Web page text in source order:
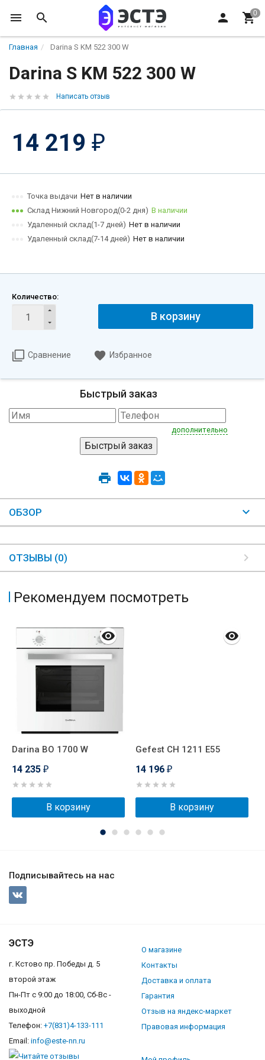
Главная Darina S KM 522 300 W
Darina S KM 522 300 W
Написать отзыв
14 219 ₽
Точка выдачи Нет в наличии
Склад Нижний Новгород(0-2 дня) В наличии
Удаленный склад(1-7 дней) Нет в наличии
Удаленный склад(7-14 дней) Нет в наличии
Количество:
В корзину
Сравнение Избранное
Быстрый заказ
дополнительно
ОБЗОР
ОТЗЫВЫ (0)
Рекомендуем посмотреть
Darina BO 1700 W
14 235 ₽
В корзину
Gefest СН 1211 Е55
14 196 ₽
В корзину
Подписывайтесь на нас
ЭСТЭ
г. Кстово пр. Победы д. 5
второй этаж
Пн-Пт с 9:00 до 18:00, Сб-Вс -
выходной
Телефон: +7(831)4-133-111
Email: info@este-nn.ru
О магазине
Контакты
Доставка и оплата
Гарантия
Отзыв на яндекс-маркет
Правовая информация